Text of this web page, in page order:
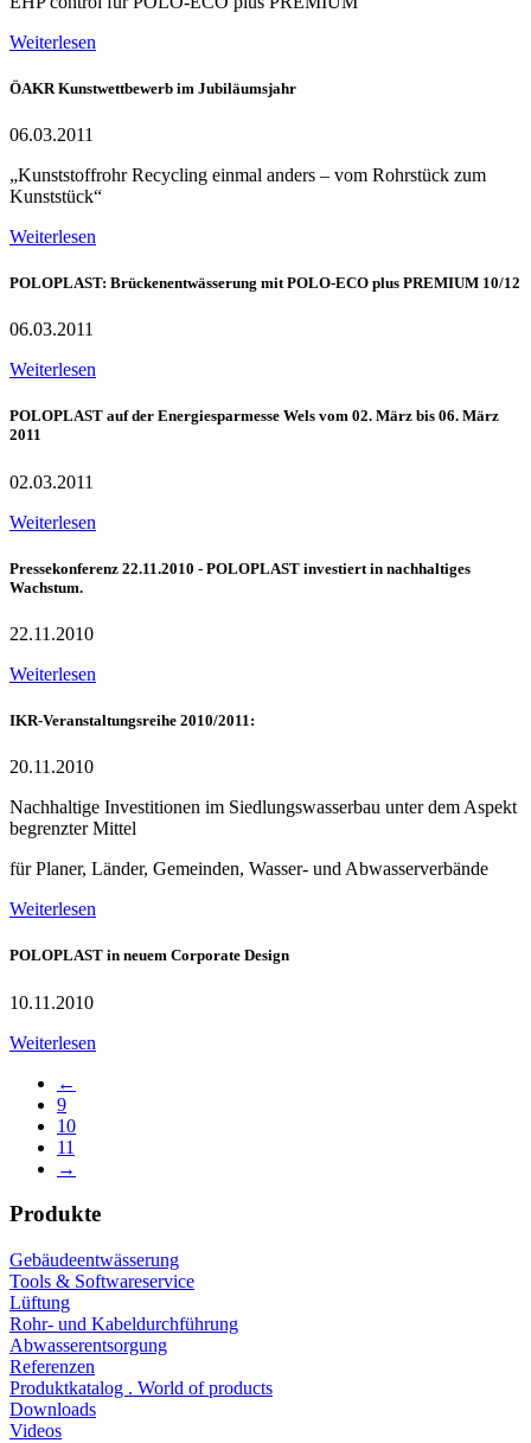
Weiterlesen
ÖAKR Kunstwettbewerb im Jubiläumsjahr
06.03.2011
„Kunststoffrohr Recycling einmal anders – vom Rohrstück zum
Kunststück“
Weiterlesen
POLOPLAST: Brückenentwässerung mit POLO-ECO plus PREMIUM 10/12
06.03.2011
Weiterlesen
POLOPLAST auf der Energiesparmesse Wels vom 02. März bis 06. März
2011
02.03.2011
Weiterlesen
Pressekonferenz 22.11.2010 - POLOPLAST investiert in nachhaltiges
Wachstum.
22.11.2010
Weiterlesen
IKR-Veranstaltungsreihe 2010/2011:
20.11.2010
Nachhaltige Investitionen im Siedlungswasserbau unter dem Aspekt
begrenzter Mittel
für Planer, Länder, Gemeinden, Wasser- und Abwasserverbände
Weiterlesen
POLOPLAST in neuem Corporate Design
10.11.2010
Weiterlesen
←
9
10
11
→
Produkte
Gebäudeentwässerung
Tools & Softwareservice
Lüftung
Rohr- und Kabeldurchführung
Abwasserentsorgung
Referenzen
Produktkatalog . World of products
Downloads
Videos